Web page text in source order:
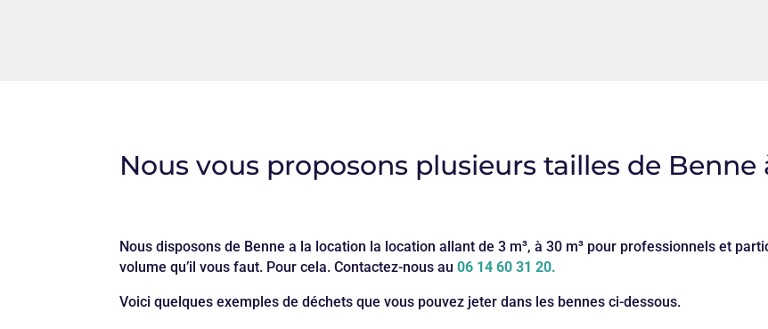
Nous vous proposons plusieurs tailles de
Nous disposons de Benne a la location la location allant de 3 m³, à 30 m³ pour professionnels et
volume qu’il vous faut. Pour cela. Contactez-nous au06 14 60 31 20.
Voici quelques exemples de déchets que vous pouvez jeter dans les bennes ci-dessous.